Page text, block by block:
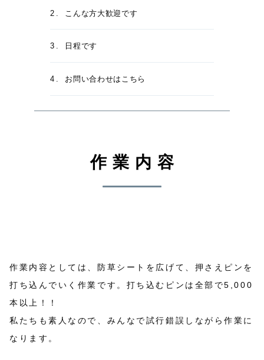
こんな方大歓迎です
日程です
お問い合わせはこちら
作業内容
作業内容としては、防草シートを広げて、押さえピンを
打ち込んでいく作業です。打ち込むピンは全部で5,000
本以上！！
私たちも素人なので、みんなで試行錯誤しながら作業に
なります。